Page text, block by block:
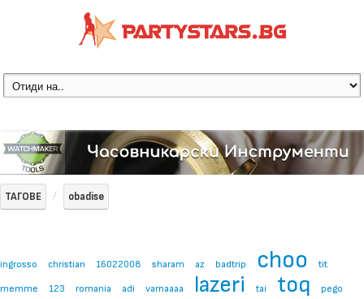
ТАГОВЕ obadise
ingrosso christian 16022008 sharam az badtrip choo
tit
memme
123 romania adi varnaaaa lazeri tai toq
pego